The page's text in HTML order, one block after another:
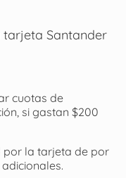
tarjeta Santander
cuotas de
si gastan $200
por la tarjeta de por